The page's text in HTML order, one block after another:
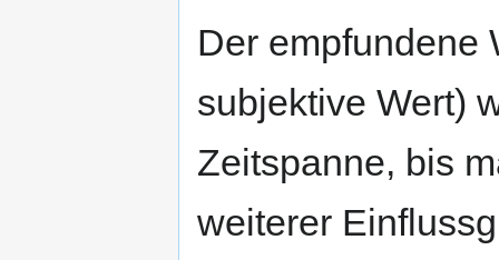
Der empfundene
subjektive Wert)
Zeitspanne, bis
weiterer